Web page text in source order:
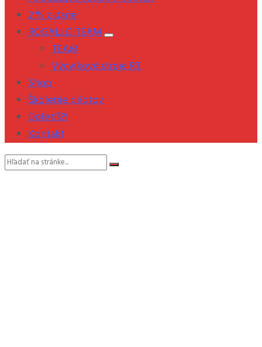
2 % z dane
ROGALLO TEAM
TEAM
Výcvikové stroje RT
Shop
Školenie pilotov
Doletíš?!
Kontakt
Vyhľadávanie: